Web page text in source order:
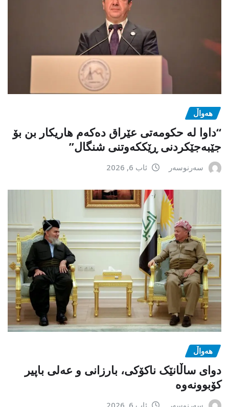
هەواڵ
“داوا لە حكومەتی عێراق دەكەم هاریكار بن بۆ
جێبەجێكردنی ڕێككەوتنی شنگال”
سەرنوسەر ئاب 6, 2026
هەواڵ
دوای ساڵانێک ناکۆکی، بارزانی و عەلی باپیر
کۆبوونەوە
سەرنوسەر ئاب 6, 2026